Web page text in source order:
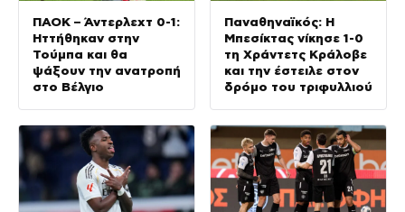
ΠΑΟΚ – Άντερλεχτ 0-1:
Ηττήθηκαν στην
Τούμπα και θα
ψάξουν την ανατροπή
στο Βέλγιο
Παναθηναϊκός: Η
Μπεσίκτας νίκησε 1-0
τη Χράντετς Κράλοβε
και την έστειλε στον
δρόμο του τριφυλλιού